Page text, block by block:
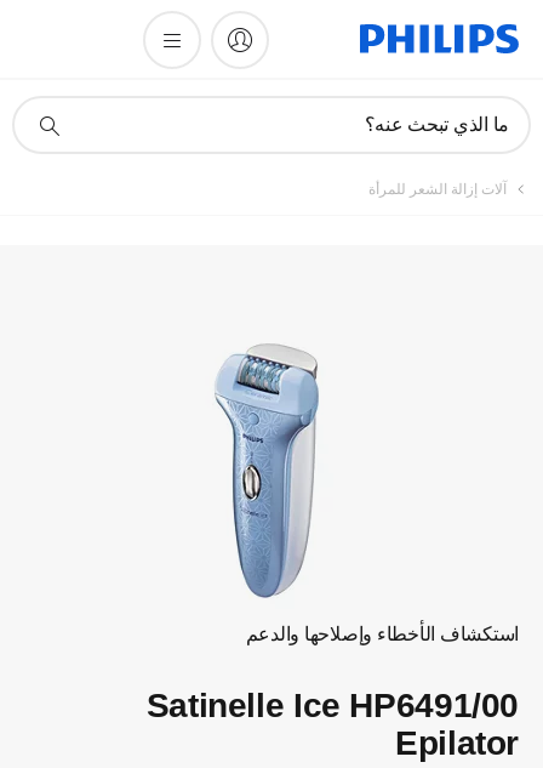
دعم
ما الذي تبحث عنه؟
آلات إزالة الشعر للمرأة
استكشاف الأخطاء وإصلاحها والدعم
Satinelle Ice HP6491/00
Epilator